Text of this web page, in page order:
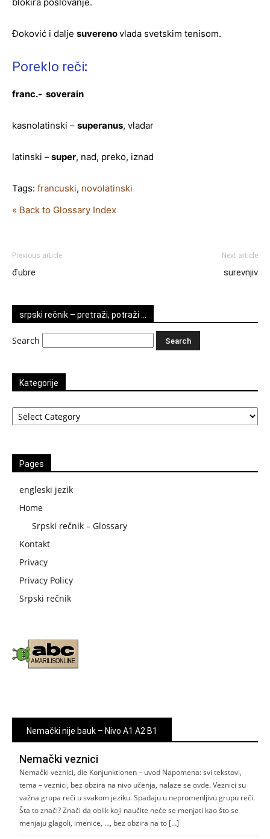
Đoković i dalje suverenovlada svetskim tenisom.
Poreklo reči:
franc.- soverain
kasnolatinski – superanus, vladar
latinski –super, nad, preko, iznad
Tags: francuski, novolatinski
« Back to Glossary Index
Previous article
đubre
Next article
surevnjiv
srpski rečnik – pretraži, potraži …
Search
Kategorije
Kategorije
Pages
engleski jezik
Home
Srpski rečnik – Glossary
Kontakt
Privacy
Privacy Policy
Srpski rečnik
Nemački nije bauk – Nivo A1 A2 B1
Nemački veznici
Nemački veznici, die Konjunktionen – uvod Napomena: svi tekstovi,
tema – veznici, bez obzira na nivo učenja, nalaze se ovde. Veznici su
važna grupa reči u svakom jeziku. Spadaju u nepromenljivu grupu reči.
Šta to znači? Znači da oblik koji naučite neće se menjati kao što se
menjaju glagoli, imenice, …, bez obzira na to […]